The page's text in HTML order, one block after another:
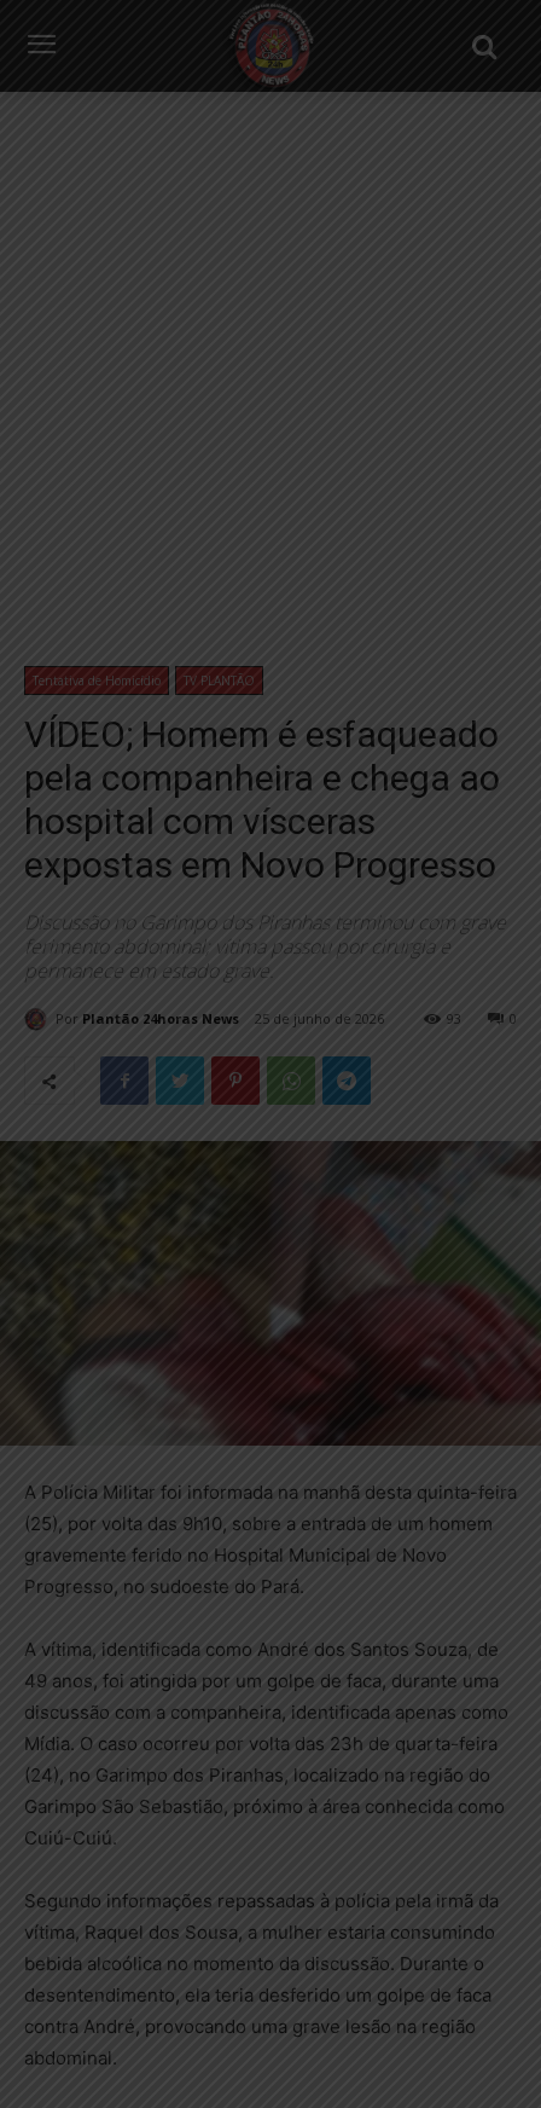
Tentativa de Homicídio TV PLANTÃO
VÍDEO; Homem é esfaqueado
pela companheira e chega ao
hospital com vísceras
expostas em Novo Progresso
Discussão no Garimpo dos Piranhas terminou com grave
ferimento abdominal; vítima passou por cirurgia e
permanece em estado grave.
Por Plantão 24horas News 25 de junho de 2026 0
93
A Polícia Militar foi informada na manhã desta quinta-feira
(25), por volta das 9h10, sobre a entrada de um homem
gravemente ferido no Hospital Municipal de Novo
Progresso, no sudoeste do Pará.
A vítima, identificada como André dos Santos Souza, de
49 anos, foi atingida por um golpe de faca, durante uma
discussão com a companheira, identificada apenas como
Mídia. O caso ocorreu por volta das 23h de quarta-feira
(24), no Garimpo dos Piranhas, localizado na região do
Garimpo São Sebastião, próximo à área conhecida como
Cuiú-Cuiú.
Segundo informações repassadas à polícia pela irmã da
vítima, Raquel dos Sousa, a mulher estaria consumindo
bebida alcoólica no momento da discussão. Durante o
desentendimento, ela teria desferido um golpe de faca
contra André, provocando uma grave lesão na região
abdominal.